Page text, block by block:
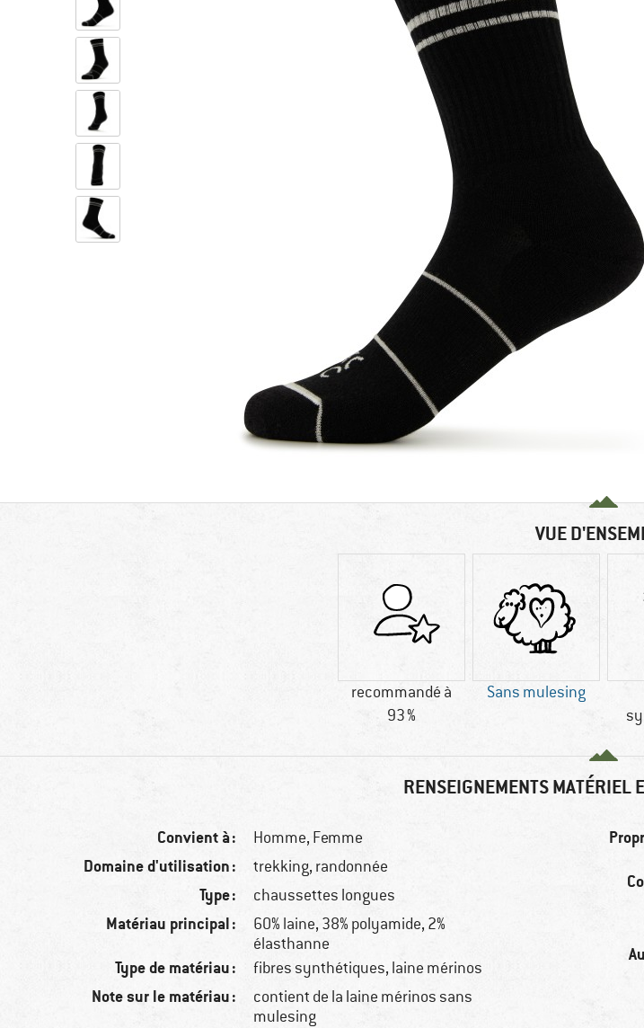
VUE
recommandé à
93 %
Sans mulesing
RENSEIGNEMENTS MATÉRIEL
Convient à : Homme, Femme
Domaine d'utilisation : trekking, randonnée
Type : chaussettes longues
Matériau principal :
60% laine, 38% polyamide, 2%
élasthanne
Type de matériau : fibres synthétiques, laine mérinos
Note sur le matériau :
contient de la laine mérinos sans
mulesing